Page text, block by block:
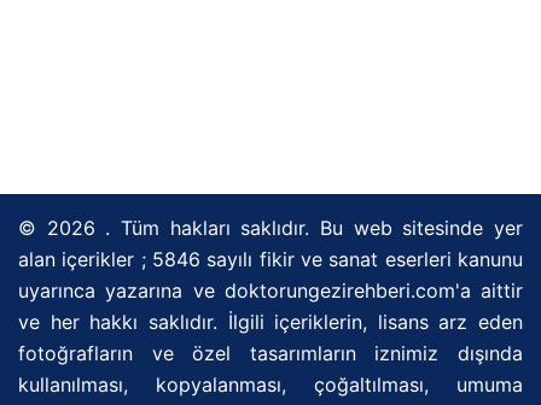
© 2026 . Tüm hakları saklıdır. Bu web sitesinde yer
alan içerikler ; 5846 sayılı fikir ve sanat eserleri kanunu
uyarınca yazarına ve doktorungezirehberi.com'a aittir
ve her hakkı saklıdır. İlgili içeriklerin, lisans arz eden
fotoğrafların ve özel tasarımların iznimiz dışında
kullanılması, kopyalanması, çoğaltılması, umuma